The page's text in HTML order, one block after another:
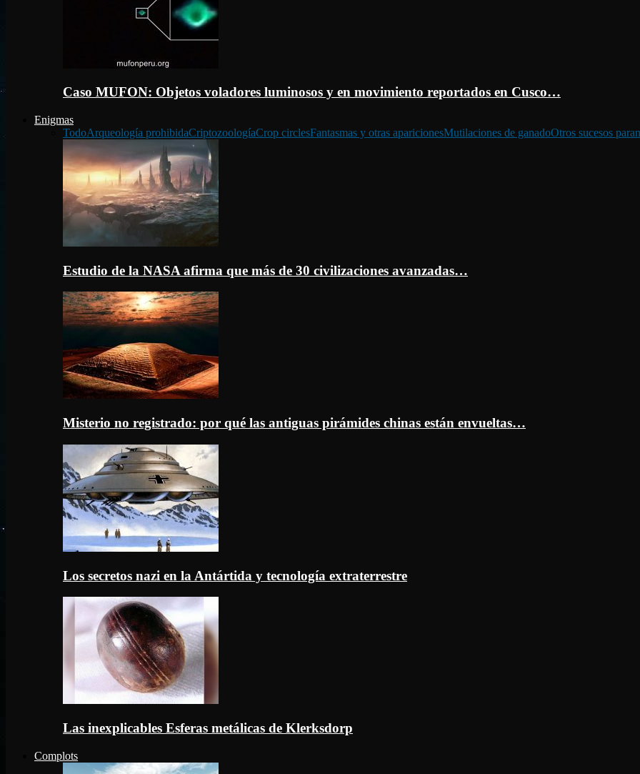
Caso MUFON: Objetos voladores luminosos y en movimiento reportados en Cusco…
Enigmas
TodoArqueología prohibidaCriptozoologíaCrop circlesFantasmas y otras aparicionesMutilaciones de ganadoOtros sucesos
Estudio de la NASA afirma que más de 30 civilizaciones avanzadas…
Misterio no registrado: por qué las antiguas pirámides chinas están envueltas…
Los secretos nazi en la Antártida y tecnología extraterrestre
Las inexplicables Esferas metálicas de Klerksdorp
Complots